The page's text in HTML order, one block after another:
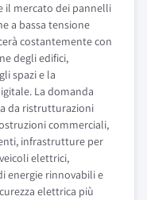
il mercato dei pannelli
a bassa tensione
costantemente con
degli edifici,
spazi e la
La domanda
da ristrutturazioni
commerciali,
infrastrutture per
elettrici,
energie rinnovabili e
elettrica più